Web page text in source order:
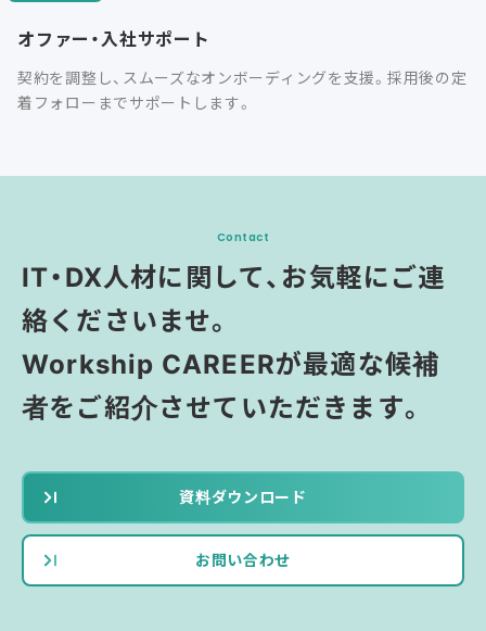
オファー・入社サポート
契約を調整し、スムーズなオンボーディングを支援。採用後の定
着フォローまでサポートします。
Contact
IT・DX人材に関して、お気軽にご連
絡くださいませ。
Workship CAREERが最適な候補
者をご紹介させていただきます。
資料ダウンロード
お問い合わせ